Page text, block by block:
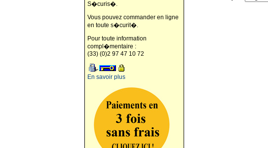
S�curis�.
Vous pouvez commander en ligne
en toute s�curit�.
Pour toute information
compl�mentaire :
(33) (0)2 97 47 10 72
En savoir plus